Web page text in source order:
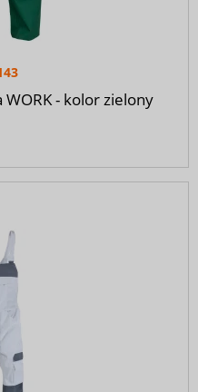
- kolor zielony